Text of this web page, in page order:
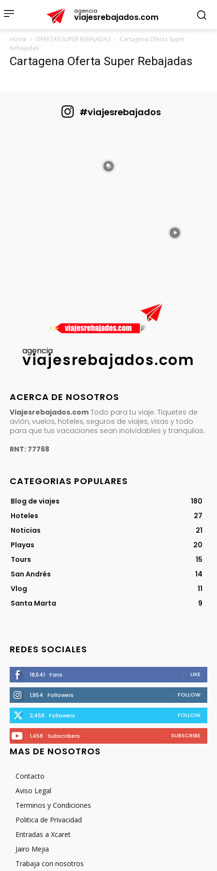
agencia
viajesrebajados.com
Home OFERTAS SUPER REBAJADAS
Cartagena Oferta Super
Rebajadas
Cartagena Oferta Super Rebajadas
#viajesrebajados
agencia
viajesrebajados.com
ACERCA DE NOSOTROS
Viajesrebajados.com Todo para tu viaje. Tiquetes de
avión, vuelos, hoteles, seguros de viajes, visas y todo
para que tus vacaciones sean inolvidables y tranquilas.
RNT: 77768
CATEGORIAS POPULARES
Blog de viajes
180
Hoteles
27
Noticias
21
Playas
20
Tours
15
San Andrés
14
Vlog
11
Santa Marta
9
REDES SOCIALES
18,541 Fans LIKE
1,954 Followers FOLLOW
2,458 Followers FOLLOW
1,458 Subscribers SUBSCRIBE
MAS DE NOSOTROS
Contacto
Aviso Legal
Terminos y Condiciones
Politica de Privacidad
Entradas a Xcaret
Jairo Mejia
Trabaja con nosotros